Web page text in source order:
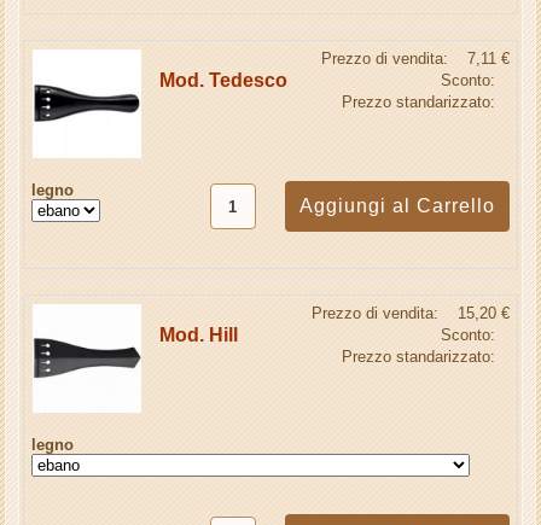
Mod. Tedesco
Prezzo di vendita:
7,11 €
Sconto:
Prezzo standarizzato:
legno
Mod. Hill
Prezzo di vendita:
15,20 €
Sconto:
Prezzo standarizzato:
legno